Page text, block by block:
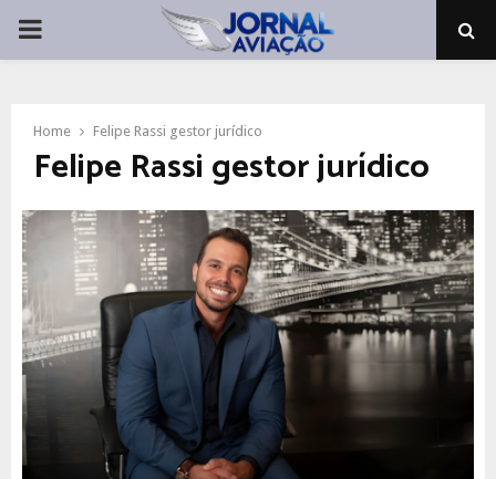
PRIMARY
Home Felipe Rassi gestor jurídico
Felipe Rassi gestor jurídico